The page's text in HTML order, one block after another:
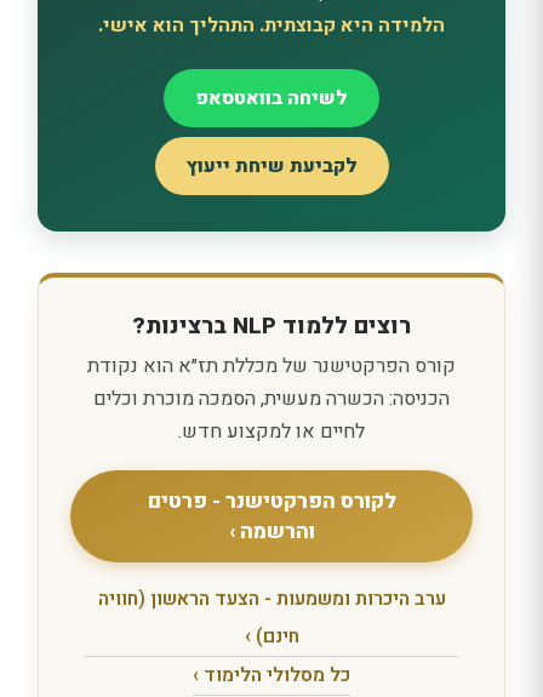
הלמידה היא קבוצתית. התהליך הוא אישי.
לשיחה בוואטסאפ
לקביעת שיחת ייעוץ
רוצים ללמוד NLP ברצינות?
קורס הפרקטישנר של מכללת תז״א הוא נקודת
הכניסה: הכשרה מעשית, הסמכה מוכרת וכלים
לחיים או למקצוע חדש.
לקורס הפרקטישנר - פרטים
והרשמה ›
ערב היכרות ומשמעות - הצעד הראשון (חוויה
חינם) ›
כל מסלולי הלימוד ›